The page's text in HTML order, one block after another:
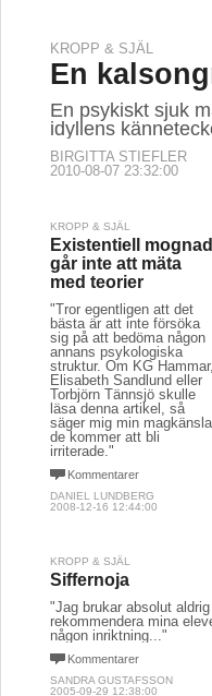
KROPP & SJÄL
En
En psykiskt sjuk
idyllens
BIRGITTA STIEFLER
2010-08-07 23:32:00
KROPP & SJÄL
Existentiell mognad
går inte att mäta
med teorier
"Tror egentligen att det
bästa är att inte försöka
sig på att bedöma någon
annans psykologiska
struktur. Om KG Hammar,
Elisabeth Sandlund eller
Torbjörn Tännsjö skulle
läsa denna artikel, så
säger mig min
de kommer att bli
irriterade."
Kommentarer
DANIEL LUNDBERG
2008-12-16 12:44:00
KROPP & SJÄL
Siffernoja
"Jag brukar absolut aldrig
rekommendera mina
någon inriktning..."
Kommentarer
SANDRA GUSTAFSSON
2005-09-29 12:38:00